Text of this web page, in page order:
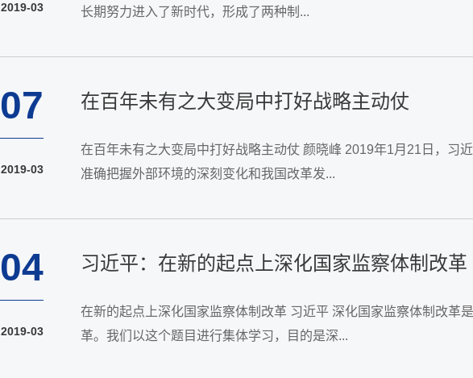
2019-03
长期努力进入了新时代，形成了两种制...
07
2019-03
在百年未有之大变局中打好战略主动仗
在百年未有之大变局中打好战略主动仗 颜晓峰 2019年1月21日，习
准确把握外部环境的深刻变化和我国改革发...
04
2019-03
习近平：在新的起点上深化国家监察体制改革
在新的起点上深化国家监察体制改革 习近平 深化国家监察体制改革
革。我们以这个题目进行集体学习，目的是深...